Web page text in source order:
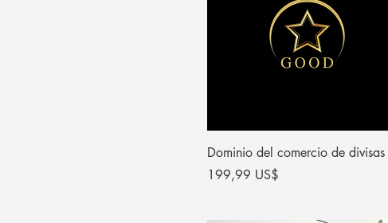
Dominio del comercio de divisas
Precio
199,99 US$